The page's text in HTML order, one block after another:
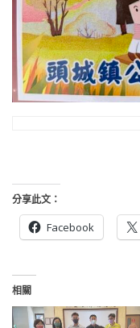
分享此文：
Facebook
相關